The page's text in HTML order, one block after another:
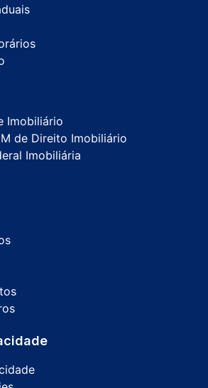
Imobiliário
de Direito Imobiliário
Imobiliária